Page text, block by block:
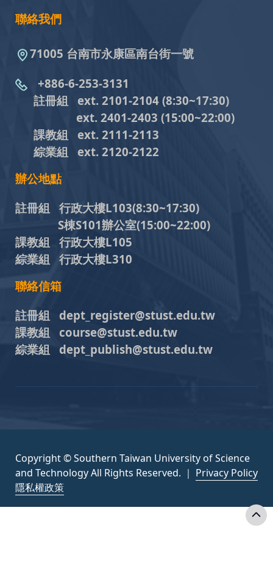
聯絡我們
71005 台南市永康區南台街一號
+886-6-253-3131
註冊組 ext. 2101-2104 (8:30~17:30)
ext. 2401-2403 (15:00~22:00)
課教組 ext. 2111-2113
綜業組
ext. 2120-2122
辦公地點
註冊組 行政大樓L103(8:30~17:30)
S棟S101辦公室(15:00~22:00)
課教組 行政大樓L105
綜業組 行政大樓L310
聯絡信箱
註冊組 dept_register@stust.edu.tw
課教組 course@stust.edu.tw
綜業組 dept_publish@stust.edu.tw
Copyright © Southern Taiwan University of Science
and Technology All Rights Reserved. ｜ Privacy Policy
隱私權政策